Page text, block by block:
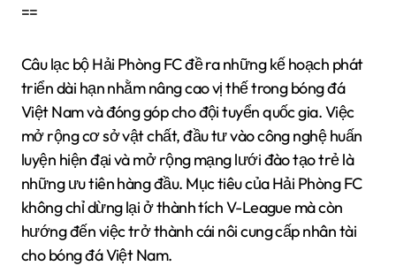
==
Câu lạc bộ Hải Phòng FC đề ra những kế hoạch phát
triển dài hạn nhằm nâng cao vị thế trong bóng đá
Việt Nam và đóng góp cho đội tuyển quốc gia. Việc
mở rộng cơ sở vật chất, đầu tư vào công nghệ huấn
luyện hiện đại và mở rộng mạng lưới đào tạo trẻ là
những ưu tiên hàng đầu. Mục tiêu của Hải Phòng FC
không chỉ dừng lại ở thành tích V-League mà còn
hướng đến việc trở thành cái nôi cung cấp nhân tài
cho bóng đá Việt Nam.